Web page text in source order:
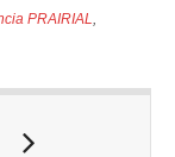
PRAIRIAL